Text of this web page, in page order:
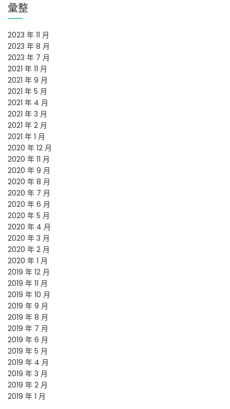
彙整
2023 年 11 月
2023 年 8 月
2023 年 7 月
2021 年 11 月
2021 年 9 月
2021 年 5 月
2021 年 4 月
2021 年 3 月
2021 年 2 月
2021 年 1 月
2020 年 12 月
2020 年 11 月
2020 年 9 月
2020 年 8 月
2020 年 7 月
2020 年 6 月
2020 年 5 月
2020 年 4 月
2020 年 3 月
2020 年 2 月
2020 年 1 月
2019 年 12 月
2019 年 11 月
2019 年 10 月
2019 年 9 月
2019 年 8 月
2019 年 7 月
2019 年 6 月
2019 年 5 月
2019 年 4 月
2019 年 3 月
2019 年 2 月
2019 年 1 月